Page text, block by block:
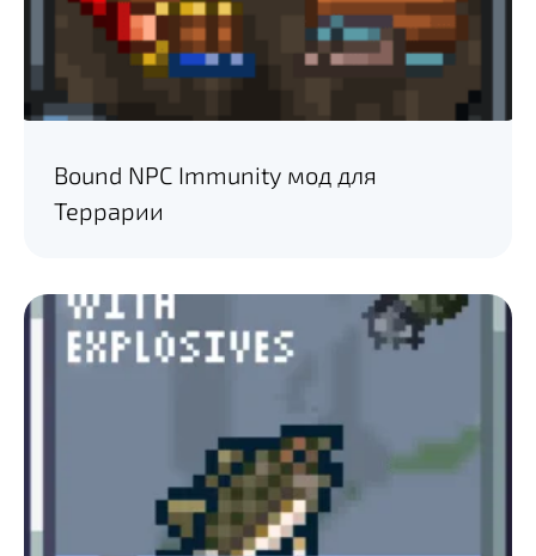
Bound NPC Immunity мод для
Террарии